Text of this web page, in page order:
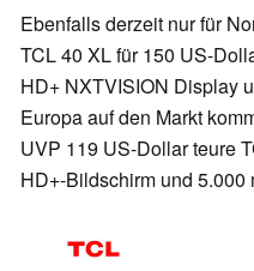
Ebenfalls derzeit nur für
TCL 40 XL für 150 US-
HD+ NXTVISION Display
Europa auf den Markt
UVP 119 US-Dollar teure
HD+-Bildschirm und 5.000